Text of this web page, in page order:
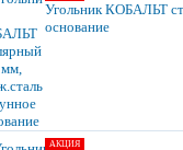
Угольник КОБАЛЬТ
основание
АКЦИЯ